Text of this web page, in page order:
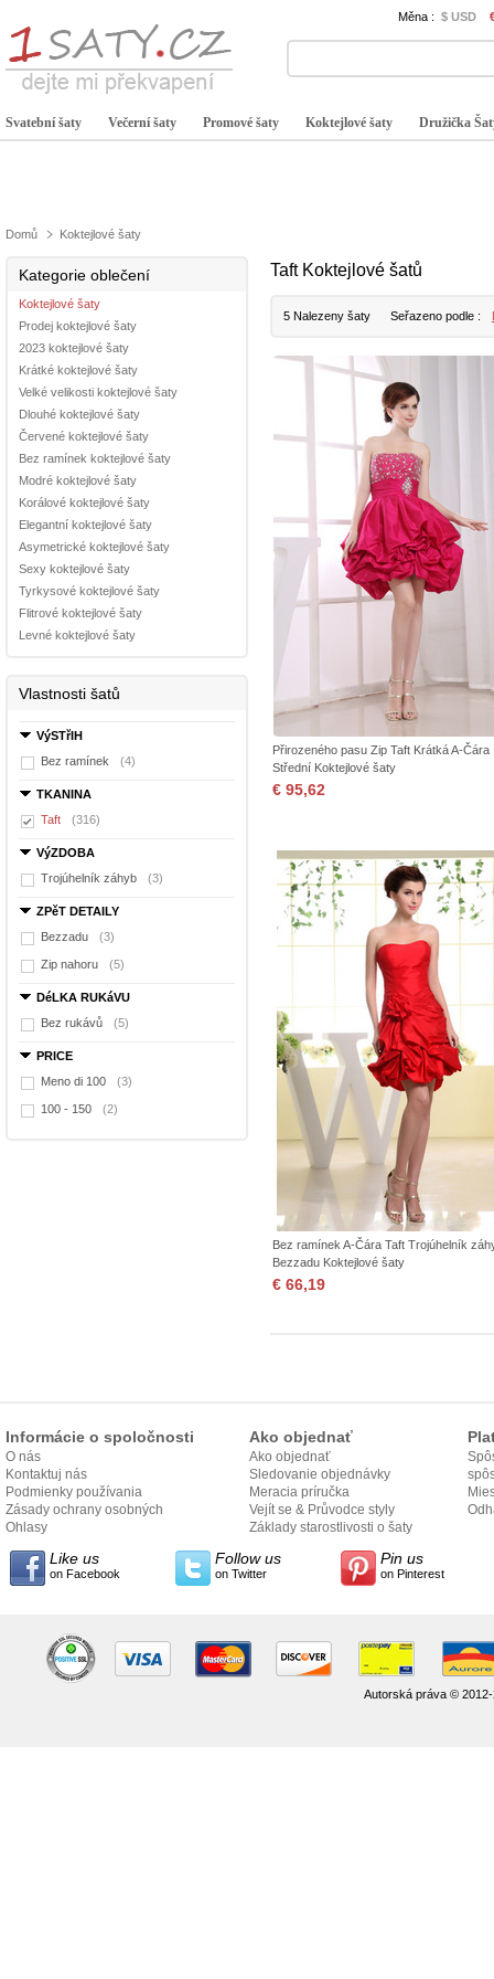
Měna : $ USD
Svatební šaty Večerní šaty Promové šaty Koktejlové šaty Družička
Domů Koktejlové šaty
Kategorie oblečení
Koktejlové šaty
Prodej koktejlové šaty
2023 koktejlové šaty
Krátké koktejlové šaty
Velké velikosti koktejlové šaty
Dlouhé koktejlové šaty
Červené koktejlové šaty
Bez ramínek koktejlové šaty
Modré koktejlové šaty
Korálové koktejlové šaty
Elegantní koktejlové šaty
Asymetrické koktejlové šaty
Sexy koktejlové šaty
Tyrkysové koktejlové šaty
Flitrové koktejlové šaty
Levné koktejlové šaty
Vlastnosti šatů
VýSTřIH
Bez ramínek
(4)
TKANINA
Taft
(316)
VýZDOBA
Trojúhelník záhyb
(3)
ZPěT DETAILY
Bezzadu
(3)
Zip nahoru (5)
DéLKA RUKáVU
Bez rukávů
(5)
PRICE
Meno di 100
(3)
100 - 150 (2)
Taft Koktejlové šatů
5 Nalezeny šaty Seřazeno podle :
Přirozeného pasu Zip Taft Krátká A-Čára
Střední Koktejlové šaty
€ 95,62
Bez ramínek A-Čára Taft Trojúhelník
Bezzadu Koktejlové šaty
€ 66,19
Informácie o spoločnosti
O nás
Kontaktuj nás
Podmienky používania
Zásady ochrany osobných
údajov
Ohlasy
Ako objednať
Ako objednať
Sledovanie objednávky
Meracia príručka
Vejít se & Průvodce styly
Základy starostlivosti o šaty
Like us
on Facebook
Follow us
on Twitter
Pin us
on Pinterest
Autorská práva ©